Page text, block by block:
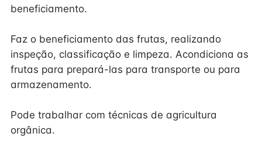
beneficiamento.
Faz o beneficiamento das frutas, realizando
inspeção, classificação e limpeza. Acondiciona as
frutas para prepará-las para transporte ou para
armazenamento.
Pode trabalhar com técnicas de agricultura
orgânica.